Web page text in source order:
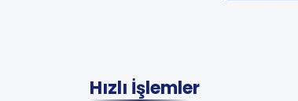
Hızlı İşlemler